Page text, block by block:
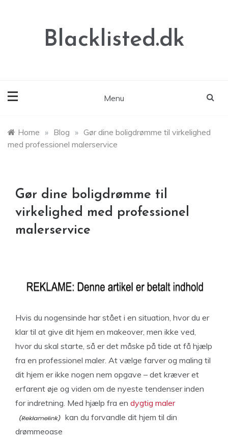
Blacklisted.dk
Menu
Home » Blog » Gør dine boligdrømme til virkelighed
med professionel malerservice
Gør dine boligdrømme til
virkelighed med professionel
malerservice
Hvis du nogensinde har stået i en situation, hvor du er
klar til at give dit hjem en makeover, men ikke ved,
hvor du skal starte, så er det måske på tide at få hjælp
fra en professionel maler. At vælge farver og maling til
dit hjem er ikke nogen nem opgave – det kræver et
erfarent øje og viden om de nyeste tendenser inden
for indretning. Med hjælp fra en dygtig maler
kan du forvandle dit hjem til din
drømmeoase